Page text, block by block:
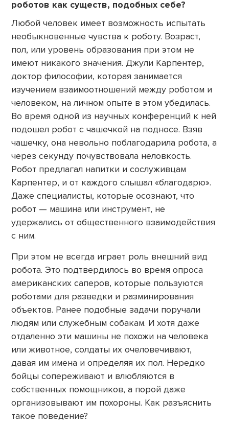
роботов как существ, подобных себе?
Любой человек имеет возможность испытать
необыкновенные чувства к роботу. Возраст,
пол, или уровень образования при этом не
имеют никакого значения. Джули Карпентер,
доктор философии, которая занимается
изучением взаимоотношений между роботом и
человеком, на личном опыте в этом убедилась.
Во время одной из научных конференций к ней
подошел робот с чашечкой на подносе. Взяв
чашечку, она невольно поблагодарила робота, а
через секунду почувствовала неловкость.
Робот предлагал напитки и сослуживцам
Карпентер, и от каждого слышал «благодарю».
Даже специалисты, которые осознают, что
робот — машина или инструмент, не
удержались от общественного взаимодействия
с ним.
При этом не всегда играет роль внешний вид
робота. Это подтвердилось во время опроса
американских саперов, которые пользуются
роботами для разведки и разминирования
объектов. Ранее подобные задачи поручали
людям или служебным собакам. И хотя даже
отдаленно эти машины не похожи на человека
или животное, солдаты их очеловечивают,
давая им имена и определяя их пол. Нередко
бойцы сопереживают и влюбляются в
собственных помощников, а порой даже
организовывают им похороны. Как разъяснить
такое поведение?